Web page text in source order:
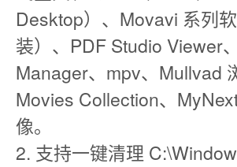
Desktop）、Movavi 系列
装）、PDF Studio Viewer
Manager、mpv、Mullvad
Movies Collection、
像。
2. 支持一键清理